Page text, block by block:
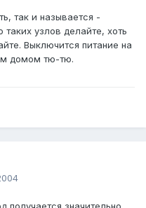
так и называется -
таких узлов делайте, хоть
Выключится питание на
домом тю-тю.